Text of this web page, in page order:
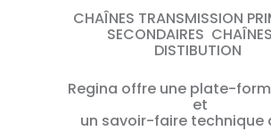
CHAÎNES TRANSMISSION
SECONDAIRES
DISTIBUTION
Regina offre une plate-
et
un savoir-faire technique